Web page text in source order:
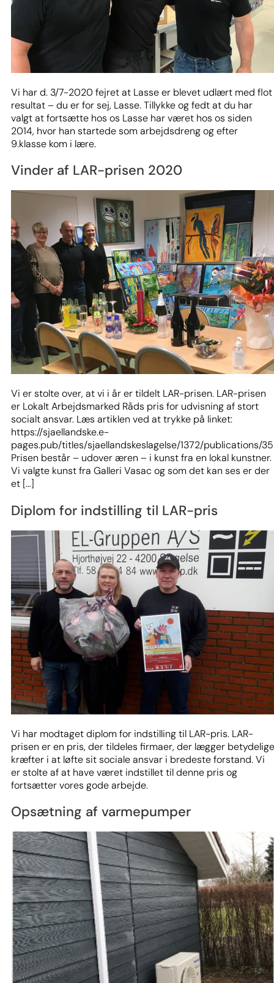
Vi har d. 3/7-2020 fejret at Lasse er blevet udlært med flot
resultat – du er for sej, Lasse. Tillykke og fedt at du har
valgt at fortsætte hos os Lasse har været hos os siden
2014, hvor han startede som arbejdsdreng og efter
9.klasse kom i lære.
Vinder af LAR-prisen 2020
Vi er stolte over, at vi i år er tildelt LAR-prisen. LAR-prisen
er Lokalt Arbejdsmarked Råds pris for udvisning af stort
socialt ansvar. Læs artiklen ved at trykke på linket:
https://sjaellandske.e-
pages.pub/titles/sjaellandskeslagelse/1372/publications/
Prisen består – udover æren – i kunst fra en lokal kunstner.
Vi valgte kunst fra Galleri Vasac og som det kan ses er der
et […]
Diplom for indstilling til LAR-pris
Vi har modtaget diplom for indstilling til LAR-pris. LAR-
prisen er en pris, der tildeles firmaer, der lægger betydelige
kræfter i at løfte sit sociale ansvar i bredeste forstand. Vi
er stolte af at have været indstillet til denne pris og
fortsætter vores gode arbejde.
Opsætning af varmepumper